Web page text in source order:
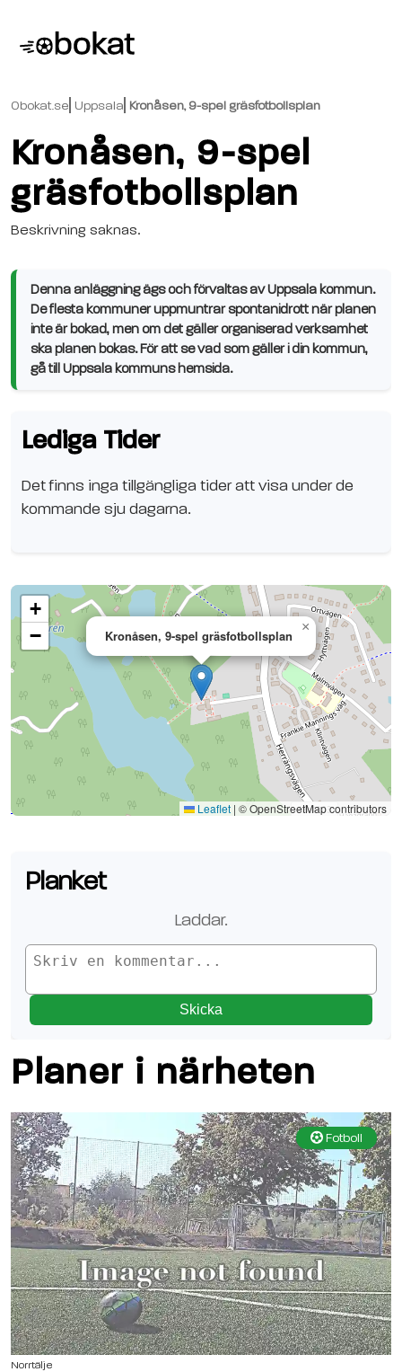
Obokat.se Uppsala Kronåsen, 9-spel gräsfotbollsplan
Kronåsen, 9-spel
gräsfotbollsplan
Beskrivning saknas.
Denna anläggning ägs och förvaltas av Uppsala kommun.
De flesta kommuner uppmuntrar spontanidrott när planen
inte är bokad, men om det gäller organiserad verksamhet
ska planen bokas. För att se vad som gäller i din kommun,
gå till Uppsala kommuns hemsida.
Lediga Tider
Det finns inga tillgängliga tider att visa under de
kommande sju dagarna.
Kronåsen, 9-spel gräsfotbollsplan
×
+
−
Leaflet | © OpenStreetMap contributors
Se planen på Google Maps
Planket
Laddar.
Skicka
Planer i närheten
Fotboll
Norrtälje